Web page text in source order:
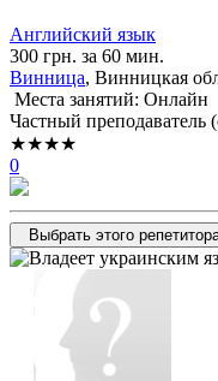
Английский язык
300 грн. за 60 мин.
Винница, Винницкая
Места занятий: Онлайн
Частный преподаватель
★★★★
0
Выбрать этого